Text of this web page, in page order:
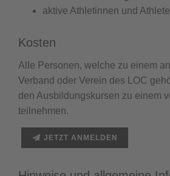
aktive Athletinnen und
Kosten
Alle Personen, welche zu einem
Verband oder Verein des LOC
den Ausbildungskursen zu einem
teilnehmen.
JETZT ANMELDEN